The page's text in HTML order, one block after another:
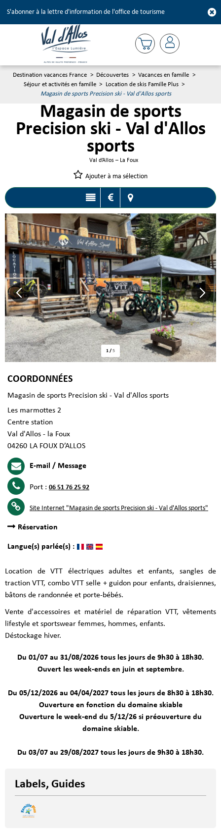
S'abonner à la lettre d'information de l'office de tourisme
Destination vacances France > Découvertes > Vacances en famille >
Séjour et activités en famille > Location de skis Famille Plus >
Magasin de sports Precision ski - Val d'Allos sports
Magasin de sports
Precision ski - Val d'Allos
sports
Val d’Allos – La Foux
Ajouter à ma sélection
1/5
COORDONNÉES
Magasin de sports Precision ski - Val d'Allos sports
Les marmottes 2
Centre station
Val d'Allos - la Foux
04260 LA FOUX D’ALLOS
E-mail / Message
Port : 06 51 76 25 92
Site Internet "Magasin de sports Precision ski - Val d'Allos sports"
Réservation
Langue(s) parlée(s) :
Location de VTT électriques adultes et enfants, sangles de
traction VTT, combo VTT selle + guidon pour enfants, draisiennes,
bâtons de randonnée et porte-bébés.
Vente d'accessoires et matériel de réparation VTT, vêtements
lifestyle et sportswear femmes, hommes, enfants.
Déstockage hiver.
Du 01/07 au 31/08/2026 tous les jours de 9h30 à 18h30.
Ouvert les week-ends en juin et septembre.
Du 05/12/2026 au 04/04/2027 tous les jours de 8h30 à 18h30.
Ouverture en fonction du domaine skiable
Ouverture le week-end du 5/12/26 si préouverture du
domaine skiable.
Du 03/07 au 29/08/2027 tous les jours de 9h30 à 18h30.
Labels, Guides